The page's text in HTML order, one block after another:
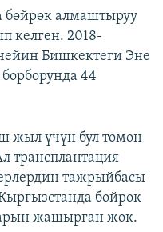
бөйрөк алмаштыруу
келген. 2018-
Бишкектеги Эне
44
жыл үчүн бул төмөн
трансплантация
тажрыйбасы
бөйрөк
жашырган жок.